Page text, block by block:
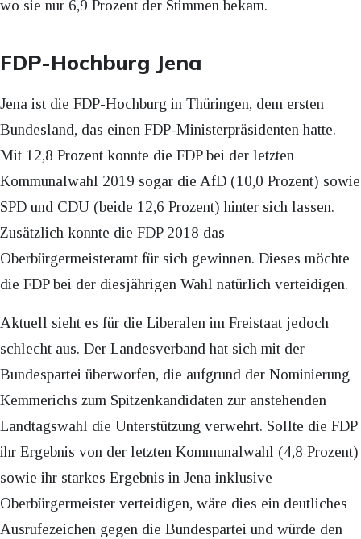
wo sie nur 6,9 Prozent der Stimmen bekam.
FDP-Hochburg Jena
Jena ist die FDP-Hochburg in Thüringen, dem ersten
Bundesland, das einen FDP-Ministerpräsidenten hatte.
Mit 12,8 Prozent konnte die FDP bei der letzten
Kommunalwahl 2019 sogar die AfD (10,0 Prozent) sowie
SPD und CDU (beide 12,6 Prozent) hinter sich lassen.
Zusätzlich konnte die FDP 2018 das
Oberbürgermeisteramt für sich gewinnen. Dieses möchte
die FDP bei der diesjährigen Wahl natürlich verteidigen.
Aktuell sieht es für die Liberalen im Freistaat jedoch
schlecht aus. Der Landesverband hat sich mit der
Bundespartei überworfen, die aufgrund der Nominierung
Kemmerichs zum Spitzenkandidaten zur anstehenden
Landtagswahl die Unterstützung verwehrt. Sollte die FDP
ihr Ergebnis von der letzten Kommunalwahl (4,8 Prozent)
sowie ihr starkes Ergebnis in Jena inklusive
Oberbürgermeister verteidigen, wäre dies ein deutliches
Ausrufezeichen gegen die Bundespartei und würde den